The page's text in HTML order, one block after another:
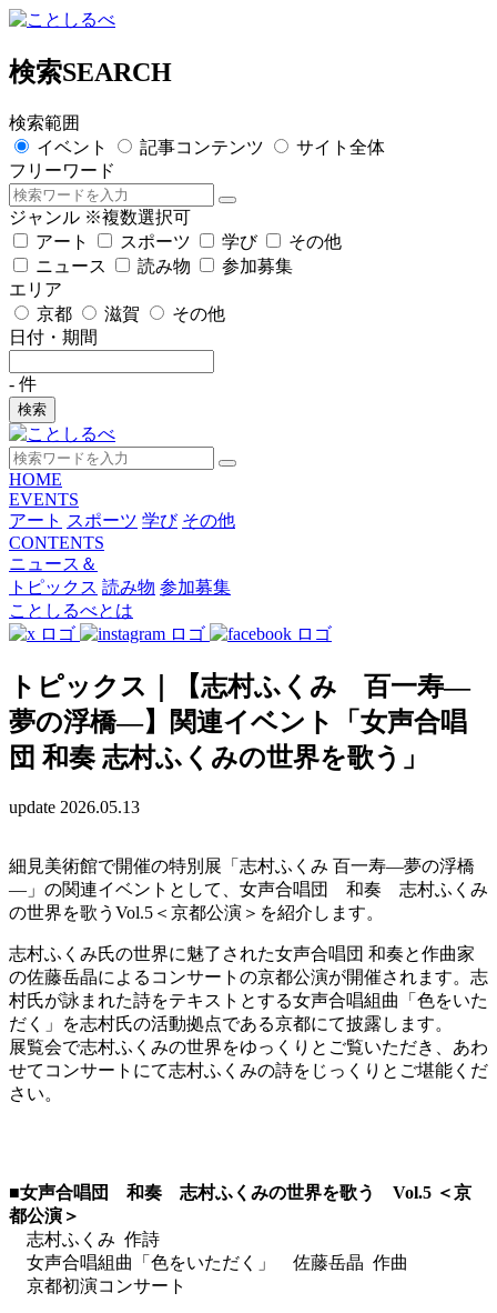
検索SEARCH
検索範囲
イベント
記事コンテンツ
サイト全体
フリーワード
ジャンル ※複数選択可
アート
スポーツ 学び
その他
ニュース
読み物
参加募集
エリア
京都
滋賀
その他
日付・期間
- 件
検索
HOME
EVENTS
アート スポーツ 学び その他
CONTENTS
ニュース＆
トピックス 読み物 参加募集
ことしるべとは
トピックス｜【志村ふくみ 百一寿―
夢の浮橋―】関連イベント「女声合唱
団 和奏 志村ふくみの世界を歌う」
update 2026.05.13
細見美術館で開催の特別展「志村ふくみ 百一寿―夢の浮橋
―」の関連イベントとして、女声合唱団 和奏 志村ふくみ
の世界を歌うVol.5＜京都公演＞を紹介します。
志村ふくみ氏の世界に魅了された女声合唱団 和奏と作曲家
の佐藤岳晶によるコンサートの京都公演が開催されます。志
村氏が詠まれた詩をテキストとする女声合唱組曲「色をいた
だく」を志村氏の活動拠点である京都にて披露します。
展覧会で志村ふくみの世界をゆっくりとご覧いただき、あわ
せてコンサートにて志村ふくみの詩をじっくりとご堪能くだ
さい。
■女声合唱団 和奏 志村ふくみの世界を歌う Vol.5 ＜京
都公演＞
志村ふくみ 作詩
女声合唱組曲「色をいただく」 佐藤岳晶 作曲
京都初演コンサート